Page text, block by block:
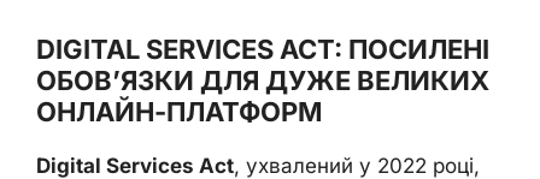
DIGITAL SERVICES ACT: ПОСИЛЕНІ
ОБОВ’ЯЗКИ ДЛЯ ДУЖЕ ВЕЛИКИХ
ОНЛАЙН-ПЛАТФОРМ
Digital Services Act, ухвалений у 2022 році,